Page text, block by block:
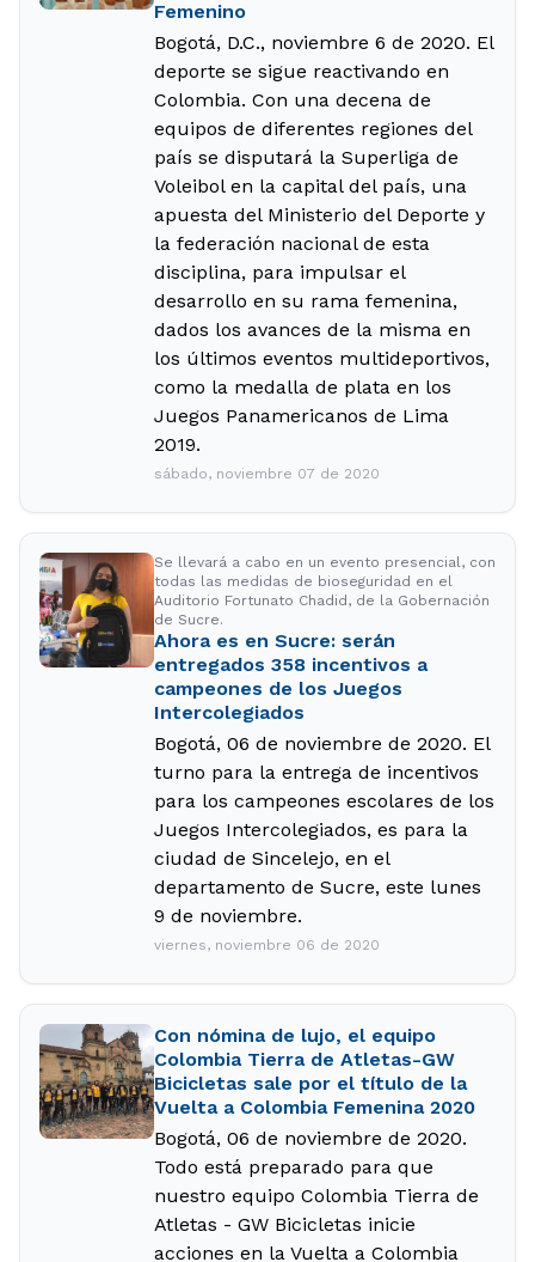
Femenino
Bogotá, D.C., noviembre 6 de 2020. El
deporte se sigue reactivando en
Colombia. Con una decena de
equipos de diferentes regiones del
país se disputará la Superliga de
Voleibol en la capital del país, una
apuesta del Ministerio del Deporte y
la federación nacional de esta
disciplina, para impulsar el
desarrollo en su rama femenina,
dados los avances de la misma en
los últimos eventos multideportivos,
como la medalla de plata en los
Juegos Panamericanos de Lima
2019.
sábado, noviembre 07 de 2020
Se llevará a cabo en un evento presencial, con
todas las medidas de bioseguridad en el
Auditorio Fortunato Chadid, de la Gobernación
de Sucre.
Ahora es en Sucre: serán
entregados 358 incentivos a
campeones de los Juegos
Intercolegiados
Bogotá, 06 de noviembre de 2020. El
turno para la entrega de incentivos
para los campeones escolares de los
Juegos Intercolegiados, es para la
ciudad de Sincelejo, en el
departamento de Sucre, este lunes
9 de noviembre.
viernes, noviembre 06 de 2020
Con nómina de lujo, el equipo
Colombia Tierra de Atletas-GW
Bicicletas sale por el título de la
Vuelta a Colombia Femenina 2020
Bogotá, 06 de noviembre de 2020.
Todo está preparado para que
nuestro equipo Colombia Tierra de
Atletas - GW Bicicletas inicie
acciones en la Vuelta a Colombia